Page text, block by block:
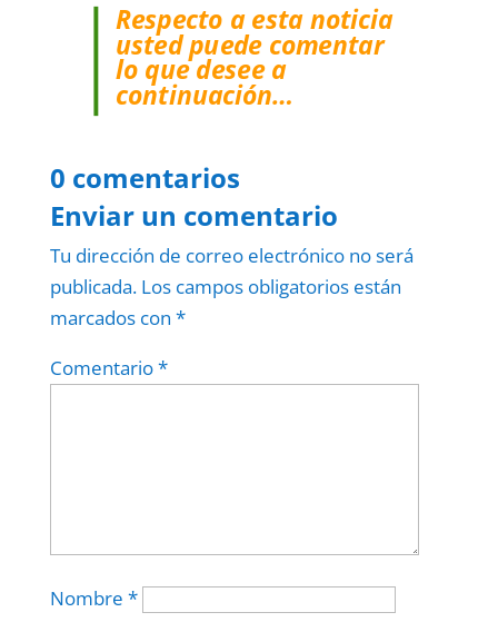
Respecto a esta noticia
usted puede comentar
lo que desee a
continuación…
0 comentarios
Enviar un comentario
Tu dirección de correo electrónico no será
publicada. Los campos obligatorios están
marcados con *
Comentario*
Nombre *